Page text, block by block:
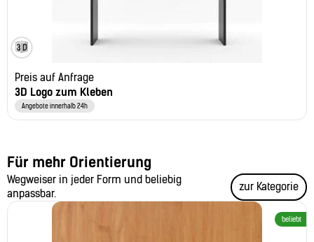
Preis auf Anfrage
3D Logo zum Kleben
Angebote innerhalb 24h
Für mehr Orientierung
Wegweiser in jeder Form und beliebig
anpassbar.
zur Kategorie
beliebt